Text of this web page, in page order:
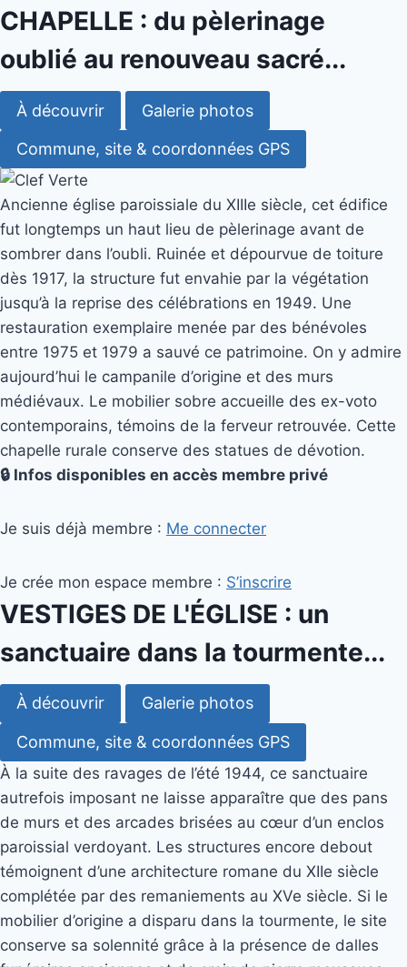
CHAPELLE : du pèlerinage
oublié au renouveau sacré...
À découvrir Galerie photos
Commune, site & coordonnées GPS
Ancienne église paroissiale du XIIIe siècle, cet édifice
fut longtemps un haut lieu de pèlerinage avant de
sombrer dans l’oubli. Ruinée et dépourvue de toiture
dès 1917, la structure fut envahie par la végétation
jusqu’à la reprise des célébrations en 1949. Une
restauration exemplaire menée par des bénévoles
entre 1975 et 1979 a sauvé ce patrimoine. On y admire
aujourd’hui le campanile d’origine et des murs
médiévaux. Le mobilier sobre accueille des ex-voto
contemporains, témoins de la ferveur retrouvée. Cette
chapelle rurale conserve des statues de dévotion.
🔒 Infos disponibles en accès membre privé
Je suis déjà membre : Me connecter
Je crée mon espace membre : S’inscrire
VESTIGES DE L'ÉGLISE : un
sanctuaire dans la tourmente...
À découvrir Galerie photos
Commune, site & coordonnées GPS
À la suite des ravages de l’été 1944, ce sanctuaire
autrefois imposant ne laisse apparaître que des pans
de murs et des arcades brisées au cœur d’un enclos
paroissial verdoyant. Les structures encore debout
témoignent d’une architecture romane du XIIe siècle
complétée par des remaniements au XVe siècle. Si le
mobilier d’origine a disparu dans la tourmente, le site
conserve sa solennité grâce à la présence de dalles